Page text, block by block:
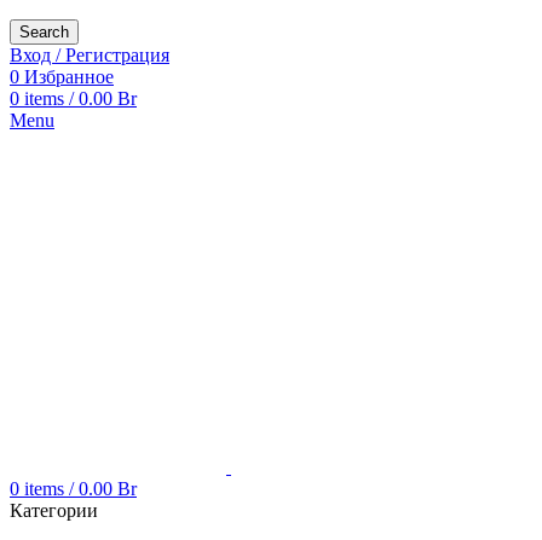
Search
Вход / Регистрация
0 Избранное
0 items / 0.00 Br
Menu
0 items / 0.00 Br
Категории